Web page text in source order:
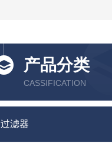
产品分类
CASSIFICATION
过滤器